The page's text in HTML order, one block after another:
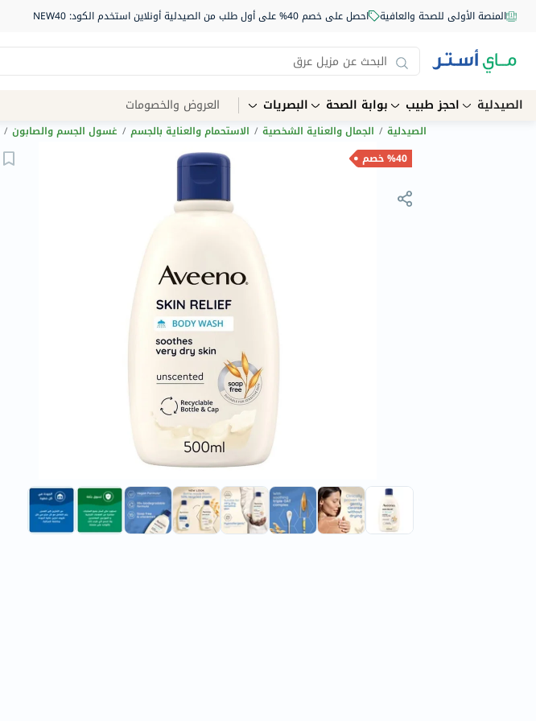
المنصة الأولى للصحة والعافية احصل على خصم 40% على أول طلب من الصيدلية أونلاين استخدم الكود: NEW40
الصيدلية احجز طبيب بوابة الصحة البصريات العروض والخصومات
الصيدلية / الجمال والعناية الشخصية / الاستحمام والعناية بالجسم / غسول الجسم والصابون /
%40 خصم